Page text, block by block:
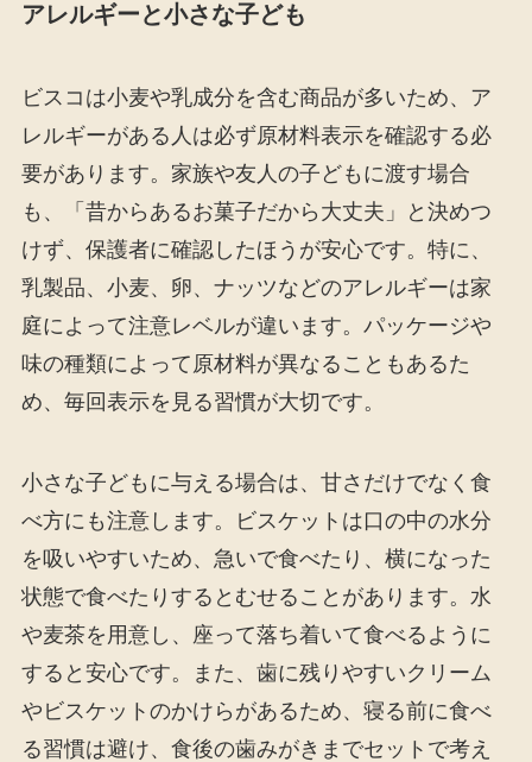
アレルギーと小さな子ども
ビスコは小麦や乳成分を含む商品が多いため、ア
レルギーがある人は必ず原材料表示を確認する必
要があります。家族や友人の子どもに渡す場合
も、「昔からあるお菓子だから大丈夫」と決めつ
けず、保護者に確認したほうが安心です。特に、
乳製品、小麦、卵、ナッツなどのアレルギーは家
庭によって注意レベルが違います。パッケージや
味の種類によって原材料が異なることもあるた
め、毎回表示を見る習慣が大切です。
小さな子どもに与える場合は、甘さだけでなく食
べ方にも注意します。ビスケットは口の中の水分
を吸いやすいため、急いで食べたり、横になった
状態で食べたりするとむせることがあります。水
や麦茶を用意し、座って落ち着いて食べるように
すると安心です。また、歯に残りやすいクリーム
やビスケットのかけらがあるため、寝る前に食べ
る習慣は避け、食後の歯みがきまでセットで考え